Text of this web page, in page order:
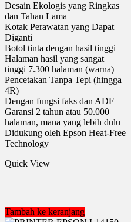
Desain Ekologis yang Ringkas
dan Tahan Lama
Kotak Perawatan yang Dapat
Diganti
Botol tinta dengan hasil tinggi
Halaman hasil yang sangat
tinggi 7.300 halaman (warna)
Pencetakan Tanpa Tepi (hingga
4R)
Dengan fungsi faks dan ADF
Garansi 2 tahun atau 50.000
halaman, mana yang lebih dulu
Didukung oleh Epson Heat-Free
Technology
Quick View
Tambah ke keranjang